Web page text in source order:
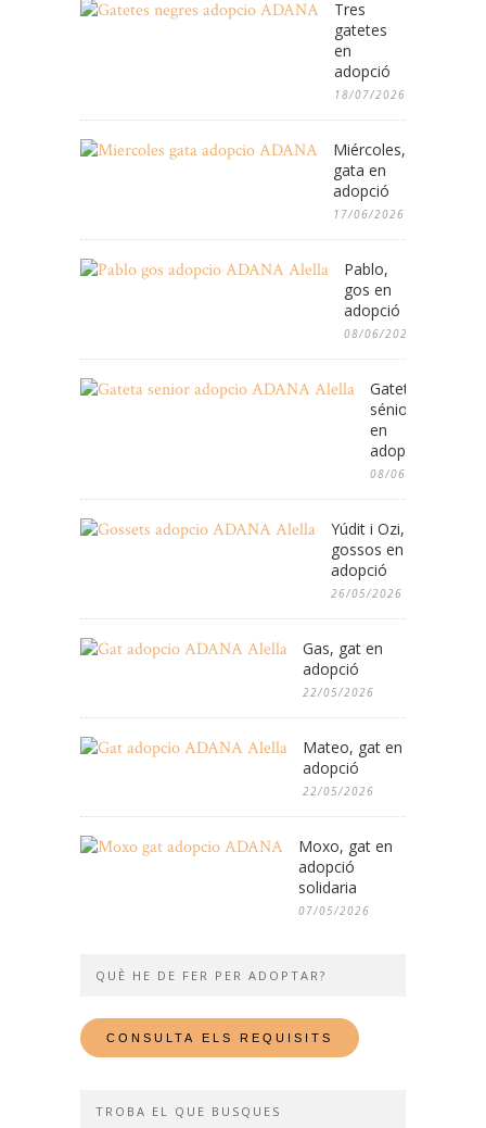
Tres
gatetes
en
adopció
18/07/2026
Miércoles,
gata en
adopció
17/06/2026
Pablo,
gos en
adopció
08/06/2026
Gateta
sénior
en
adopció
08/06/2026
Yúdit i Ozi,
gossos en
adopció
26/05/2026
Gas, gat en
adopció
22/05/2026
Mateo, gat en
adopció
22/05/2026
Moxo, gat en
adopció
solidaria
07/05/2026
QUÈ HE DE FER PER ADOPTAR?
TROBA EL QUE BUSQUES